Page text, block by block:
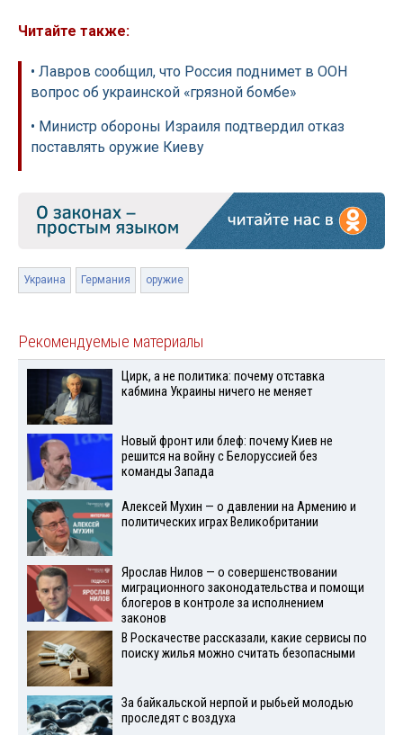
Читайте также:
• Лавров сообщил, что Россия поднимет в ООН
вопрос об украинской «грязной бомбе»
• Министр обороны Израиля подтвердил отказ
поставлять оружие Киеву
Украина Германия оружие
Рекомендуемые материалы
Цирк, а не политика: почему отставка
кабмина Украины ничего не меняет
Новый фронт или блеф: почему Киев не
решится на войну с Белоруссией без
команды Запада
Алексей Мухин — о давлении на Армению и
политических играх Великобритании
Ярослав Нилов — о совершенствовании
миграционного законодательства и помощи
блогеров в контроле за исполнением
законов
В Роскачестве рассказали, какие сервисы по
поиску жилья можно считать безопасными
За байкальской нерпой и рыбьей молодью
проследят с воздуха